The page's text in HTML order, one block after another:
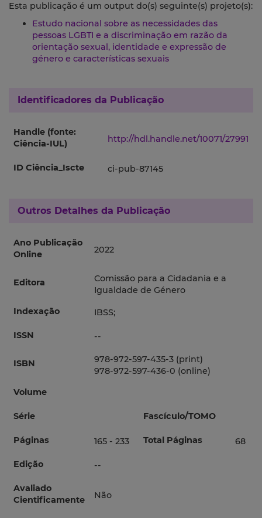
Esta publicação é um output do(s) seguinte(s) projeto(s):
Estudo nacional sobre as necessidades das
pessoas LGBTI e a discriminação em razão da
orientação sexual, identidade e expressão de
género e características sexuais
Identificadores da Publicação
Handle (fonte:
Ciência-IUL)
http://hdl.handle.net/10071/27991
ID Ciência_Iscte ci-pub-87145
Outros Detalhes da Publicação
Ano Publicação
Online
2022
Editora
Comissão para a Cidadania e a
Igualdade de Género
Indexação
IBSS;
ISSN --
ISBN
978-972-597-435-3 (print)
978-972-597-436-0 (online)
Volume
Série Fascículo/TOMO
Páginas 165 - 233 Total Páginas 68
Edição --
Avaliado
Cientificamente
Não